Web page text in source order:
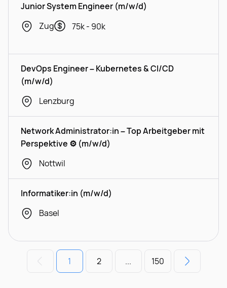
Junior System Engineer (m/w/d)
Zug
75k - 90k
DevOps Engineer – Kubernetes & CI/CD
(m/w/d)
Lenzburg
Network Administrator:in – Top Arbeitgeber mit
Perspektive ⚙️ (m/w/d)
Nottwil
Informatiker:in (m/w/d)
Basel
1 2 ... 150